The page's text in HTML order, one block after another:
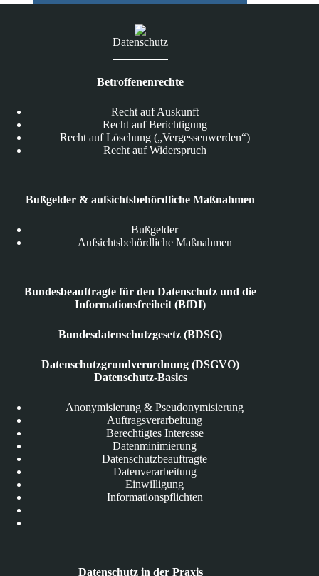
Datenschutz
Betroffenenrechte
Recht auf Auskunft
Recht auf Berichtigung
Recht auf Löschung („Vergessenwerden“)
Recht auf Widerspruch
Bußgelder & aufsichtsbehördliche Maßnahmen
Bußgelder
Aufsichtsbehördliche Maßnahmen
Bundesbeauftragte für den Datenschutz und die
Informationsfreiheit (BfDI)
Bundesdatenschutzgesetz (BDSG)
Datenschutzgrundverordnung (DSGVO)
Datenschutz-Basics
Anonymisierung & Pseudonymisierung
Auftragsverarbeitung
Berechtigtes Interesse
Datenminimierung
Datenschutzbeauftragte
Datenverarbeitung
Einwilligung
Informationspflichten
Datenschutz in der Praxis